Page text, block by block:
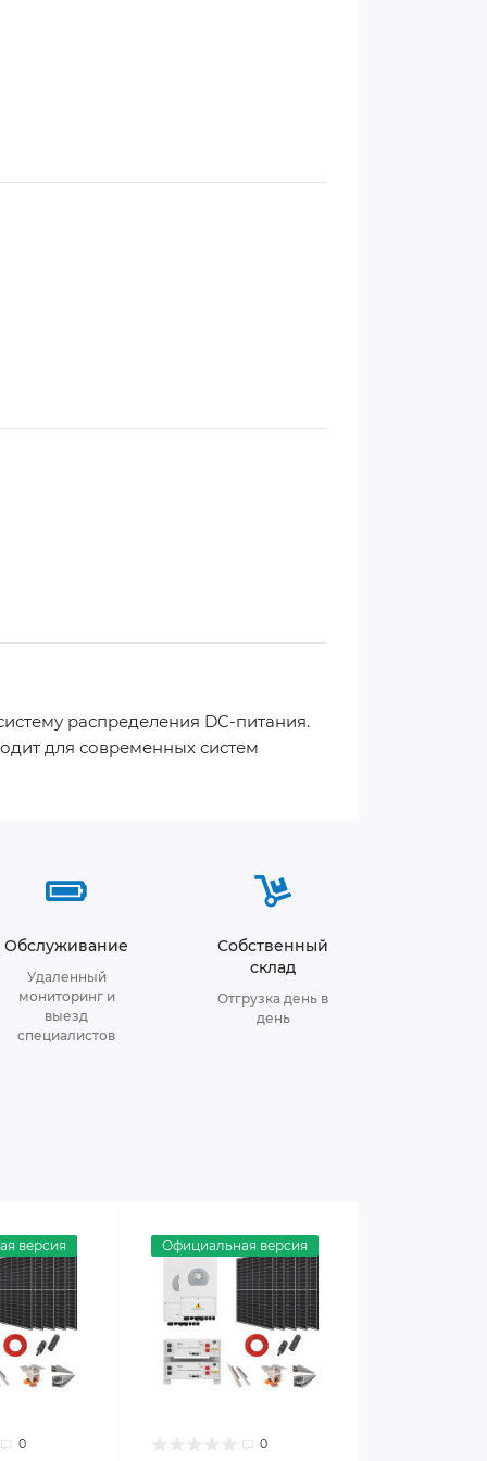
распределения DC-питания.
для современных систем
Обслуживание
Удаленный
мониторинг и
выезд
специалистов
Собственный
склад
Отгрузка день в
день
версия
0
Официальная версия
0